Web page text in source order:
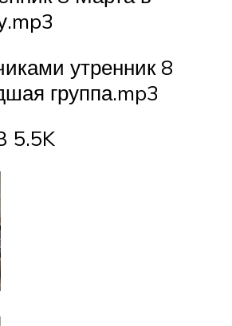
утренник 8
группа.mp3
5.5K